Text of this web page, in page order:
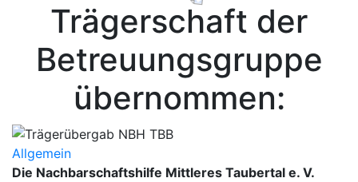
Trägerschaft der
Betreuungsgruppe
übernommen:
Allgemein
Die Nachbarschaftshilfe Mittleres Taubertal e. V.